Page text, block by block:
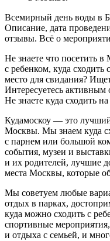
Всемирный день воды в
Описание, дата
отзывы. Всё о
Не знаете что посетить
с ребенком, куда
место для свидания?
Интересуетесь
Не знаете куда сходить
Кудамоскоу — это
Москвы. Мы знаем куда
с парнем или большой
события, музеи и
и их родителей, лучшие
места Москвы, которые
Мы советуем любые
отдых в парках,
куда можно сходить с
спортивные
и отдыха с семьей, и